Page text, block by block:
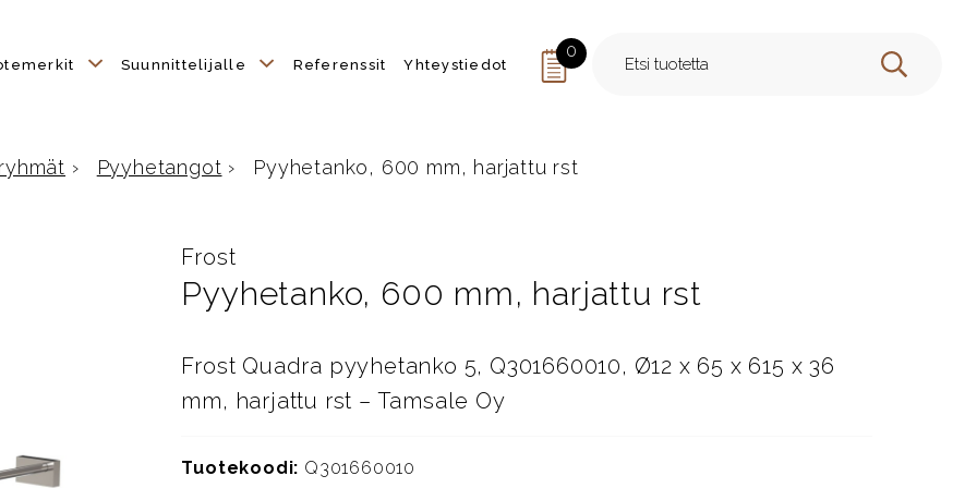
Suunnittelijalle Referenssit Yhteystiedot
0
HAE
› Pyyhetangot › Pyyhetanko, 600 mm, harjattu rst
Frost
Pyyhetanko, 600 mm, harjattu rst
Frost Quadra pyyhetanko 5, Q301660010, Ø12 x 65 x 615 x 36
mm, harjattu rst – Tamsale Oy
Tuotekoodi: Q301660010